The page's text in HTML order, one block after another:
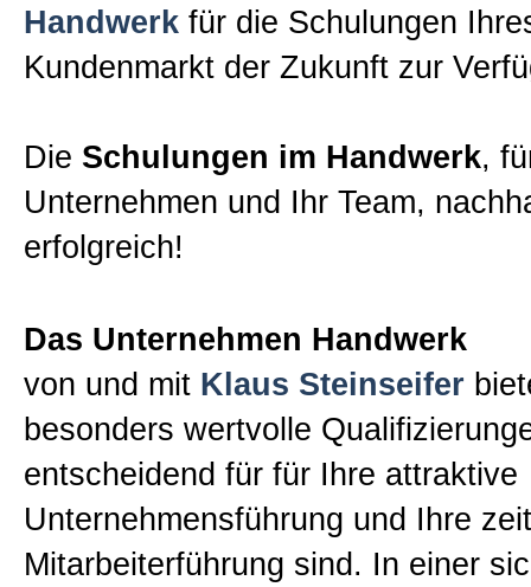
Handwerk für die Schulungen
Kundenmarkt der Zukunft zur
Die Schulungen im Handwerk,
Unternehmen und Ihr Team,
erfolgreich!
Das Unternehmen Handwerk
von und mit Klaus Steinseifer
besonders wertvolle
entscheidend für für Ihre attraktive
Unternehmensführung und Ihre
Mitarbeiterführung sind. In einer